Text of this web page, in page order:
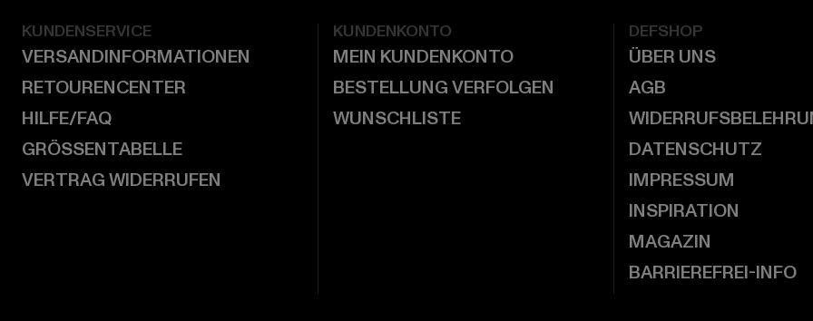
KUNDENSERVICE
VERSANDINFORMATIONEN
RETOURENCENTER
HILFE/FAQ
GRÖSSENTABELLE
VERTRAG WIDERRUFEN
KUNDENKONTO
MEIN KUNDENKONTO
BESTELLUNG VERFOLGEN
WUNSCHLISTE
DEFSHOP
ÜBER UNS
AGB
DATENSCHUTZ
IMPRESSUM
INSPIRATION
MAGAZIN
BARRIEREFREI-INFO